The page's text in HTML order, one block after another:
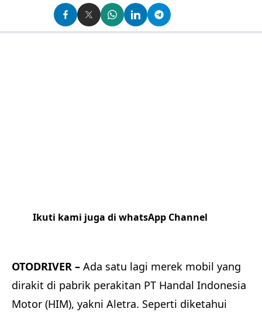
Ikuti kami juga di whatsApp Channel
OTODRIVER – Ada satu lagi merek mobil yang
dirakit di pabrik perakitan PT Handal Indonesia
Motor (HIM), yakni Aletra. Seperti diketahui